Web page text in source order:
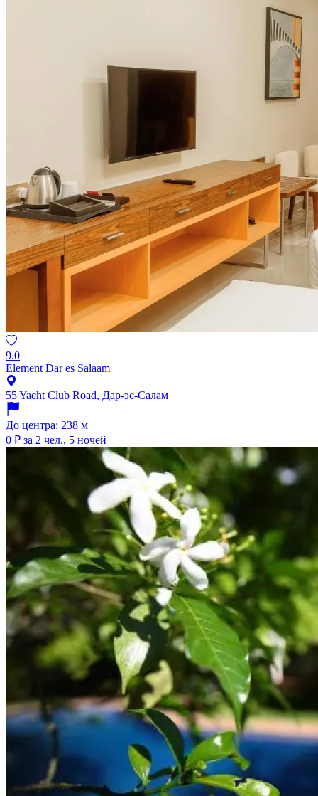
9.0
Element Dar es Salaam
55 Yacht Club Road, Дар-эс-Салам
До центра: 238 м
0 ₽ за 2 чел., 5 ночей